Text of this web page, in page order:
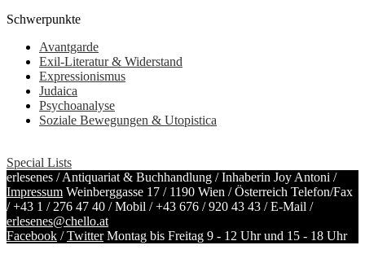
Schwerpunkte
Avantgarde
Exil-Literatur & Widerstand
Expressionismus
Judaica
Psychoanalyse
Soziale Bewegungen & Utopistica
Special Lists
erlesenes / Antiquariat & Buchhandlung / Inhaberin Joy Antoni /
Impressum Weinberggasse 17 / 1190 Wien / Österreich Telefon/Fax
/+43 1 / 276 47 40 / Mobil /+43 676 / 920 43 43 / E-Mail /
erlesenes@chello.at
Facebook /Twitter Montag bis Freitag 9 - 12 Uhr und 15 - 18 Uhr